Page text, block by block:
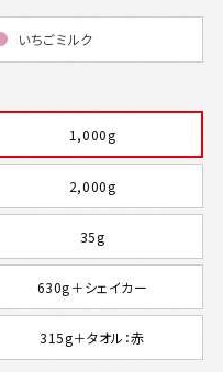
いちごミルク
1,000g
2,000g
35g
630g＋シェイカー
315g＋タオル：赤